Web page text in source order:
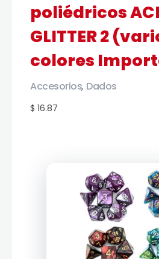
poliédricos
GLITTER 2
colores
$ 16.87
Accesorios, Dados